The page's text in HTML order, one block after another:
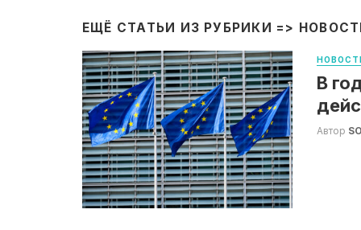
ЕЩЁ СТАТЬИ ИЗ РУБРИКИ =>
В
Автор